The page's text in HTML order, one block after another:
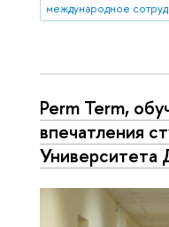
международное
Perm Term,
впечатления
Университета